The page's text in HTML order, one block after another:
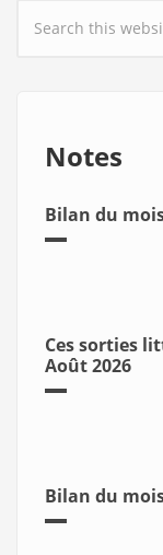
Search form
Notes
Bilan du
Ces sorties
Août 2026
Bilan du